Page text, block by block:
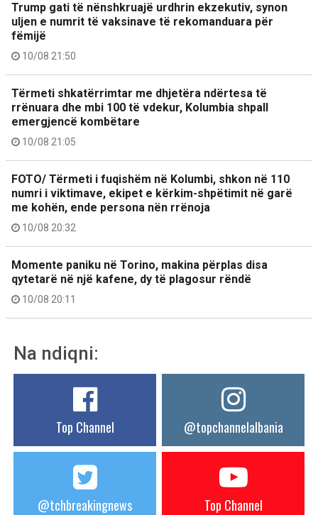
Trump gati të nënshkruajë urdhrin ekzekutiv, synon
uljen e numrit të vaksinave të rekomanduara për
fëmijë
10/08 21:50
Tërmeti shkatërrimtar me dhjetëra ndërtesa të
rrënuara dhe mbi 100 të vdekur, Kolumbia shpall
emergjencë kombëtare
10/08 21:05
FOTO/ Tërmeti i fuqishëm në Kolumbi, shkon në 110
numri i viktimave, ekipet e kërkim-shpëtimit në garë
me kohën, ende persona nën rrënoja
10/08 20:32
Momente paniku në Torino, makina përplas disa
qytetarë në një kafene, dy të plagosur rëndë
10/08 20:11
Na ndiqni:
Top Channel @topchannelalbania
@tchbreakingnews Top Channel